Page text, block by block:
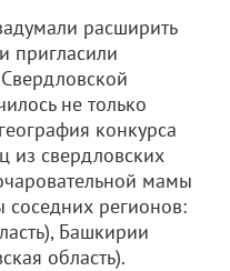
расширить
пригласили
не только
конкурса
из свердловских
мамы
соседних регионов:
Башкирии
область).